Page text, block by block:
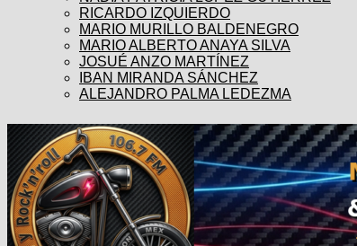
RICARDO IZQUIERDO
MARIO MURILLO BALDENEGRO
MARIO ALBERTO ANAYA SILVA
JOSUÉ ANZO MARTÍNEZ
IBAN MIRANDA SÁNCHEZ
ALEJANDRO PALMA LEDEZMA